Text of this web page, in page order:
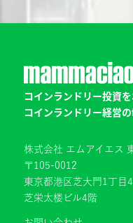
コインランドリー投資
コインランドリー経営
株式会社 エムアイエス
〒105-0012
東京都港区芝大門1丁目
芝栄太楼ビル4階